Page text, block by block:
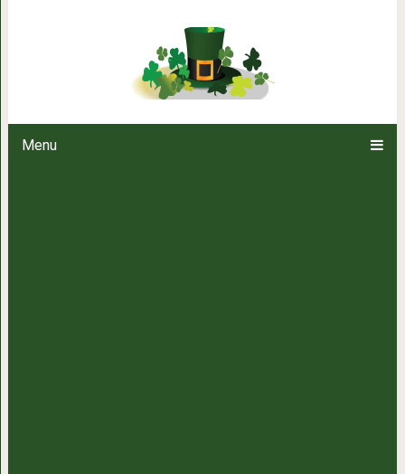
Menu
22 фото про ж-ж-ж,